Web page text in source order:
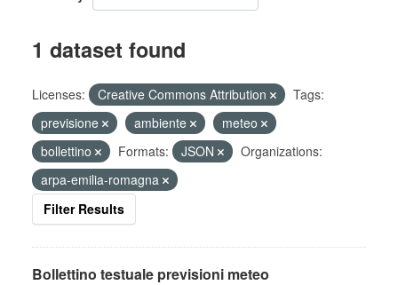
1 dataset found
Licenses: Creative Commons Attribution
Tags:
previsione
ambiente
meteo
bollettino
Formats: JSON
Organizations:
arpa-emilia-romagna
Filter Results
Bollettino testuale previsioni meteo